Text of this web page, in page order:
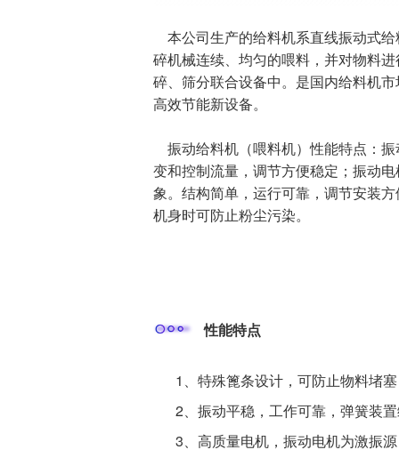
本公司生产的给料机系直线振动式
碎机械连续、均匀的喂料，并对物料
碎、筛分联合设备中。是国内给料机
高效节能新设备。
振动给料机（喂料机）性能特点：
变和控制流量，调节方便稳定；振动
象。结构简单，运行可靠，调节安装
机身时可防止粉尘污染。
性能特点
1、特殊篦条设计，可防止物料堵
2、振动平稳，工作可靠，弹簧装
3、高质量电机，振动电机为激振